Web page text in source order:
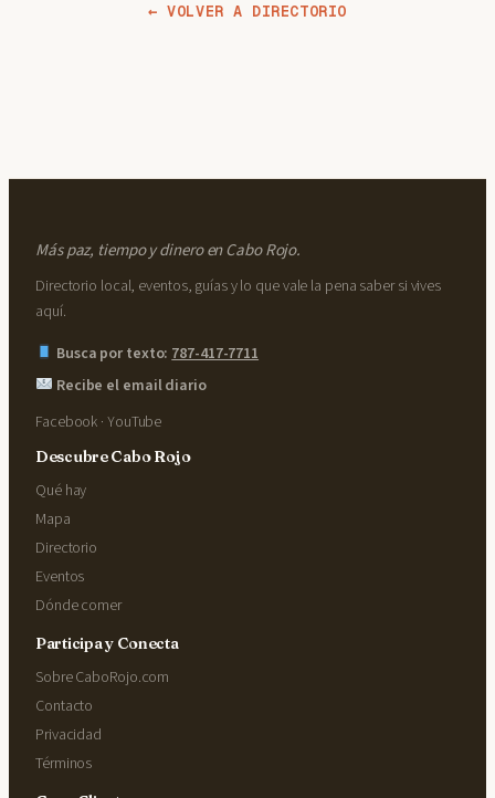
← VOLVER A DIRECTORIO
Más paz, tiempo y dinero en Cabo Rojo.
Directorio local, eventos, guías y lo que vale la pena saber si vives
aquí.
Busca por texto: 787-417-7711
Recibe el email diario
Facebook · YouTube
Descubre Cabo Rojo
Qué hay
Mapa
Directorio
Eventos
Dónde comer
Participa y Conecta
Sobre CaboRojo.com
Contacto
Privacidad
Términos